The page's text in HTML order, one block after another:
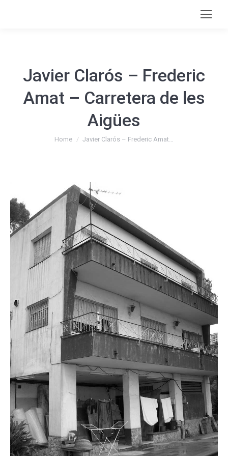
Javier Clarós – Frederic
Amat – Carretera de les
Aigües
You are here:
Home Javier Clarós – Frederic Amat…